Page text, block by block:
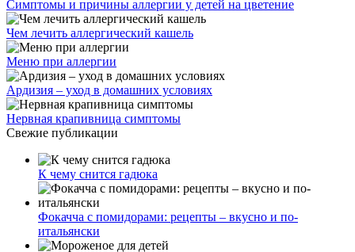
Симптомы и причины аллергии у детей на цветение
Чем лечить аллергический кашель
Меню при аллергии
Ардизия – уход в домашних условиях
Нервная крапивница симптомы
Свежие публикации
К чему снится гадюка
Фокачча с помидорами: рецепты – вкусно и по-
итальянски